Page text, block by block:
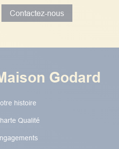
Contactez-nous
Godard
histoire
Qualité